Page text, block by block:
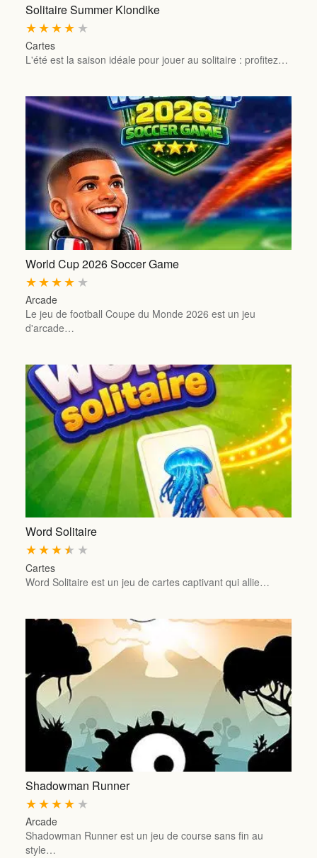
Solitaire Summer Klondike
★
★
★
★
★
Cartes
L'été est la saison idéale pour jouer au solitaire : profitez…
World Cup 2026 Soccer Game
★
★
★
★
★
Arcade
Le jeu de football Coupe du Monde 2026 est un jeu
d'arcade…
Word Solitaire
★
★
★
★
★
Cartes
Word Solitaire est un jeu de cartes captivant qui allie…
Shadowman Runner
★
★
★
★
★
Arcade
Shadowman Runner est un jeu de course sans fin au
style…